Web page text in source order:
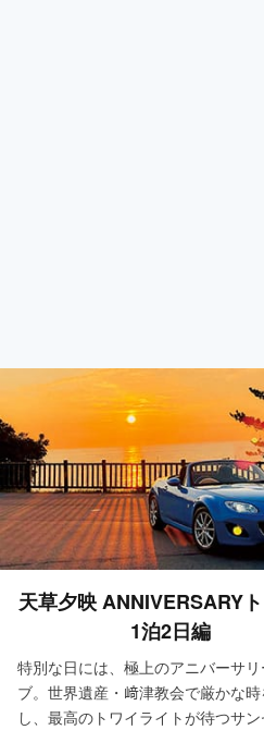
天草夕映 ANNIVERSARY
1泊2日編
特別な日には、極上のアニバーサリ
ブ。世界遺産・﨑津教会で厳かな
し、最高のトワイライトが待つサ